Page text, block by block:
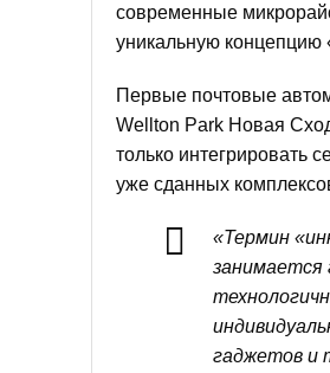
современные
уникальную
Первые почтовые
Wellton Park Новая
только интегрировать
уже сданных
«Термин
занимается
гаджетов и